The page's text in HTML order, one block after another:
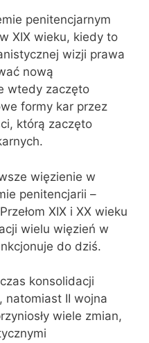
penitencjarnym
XIX wieku, kiedy to
wizji prawa
nową
wtedy zaczęto
formy kar przez
którą zaczęto
więzienie w
penitencjarii –
XIX i XX wieku
wielu więzień w
do dziś.
konsolidacji
natomiast II wojna
wiele zmian,